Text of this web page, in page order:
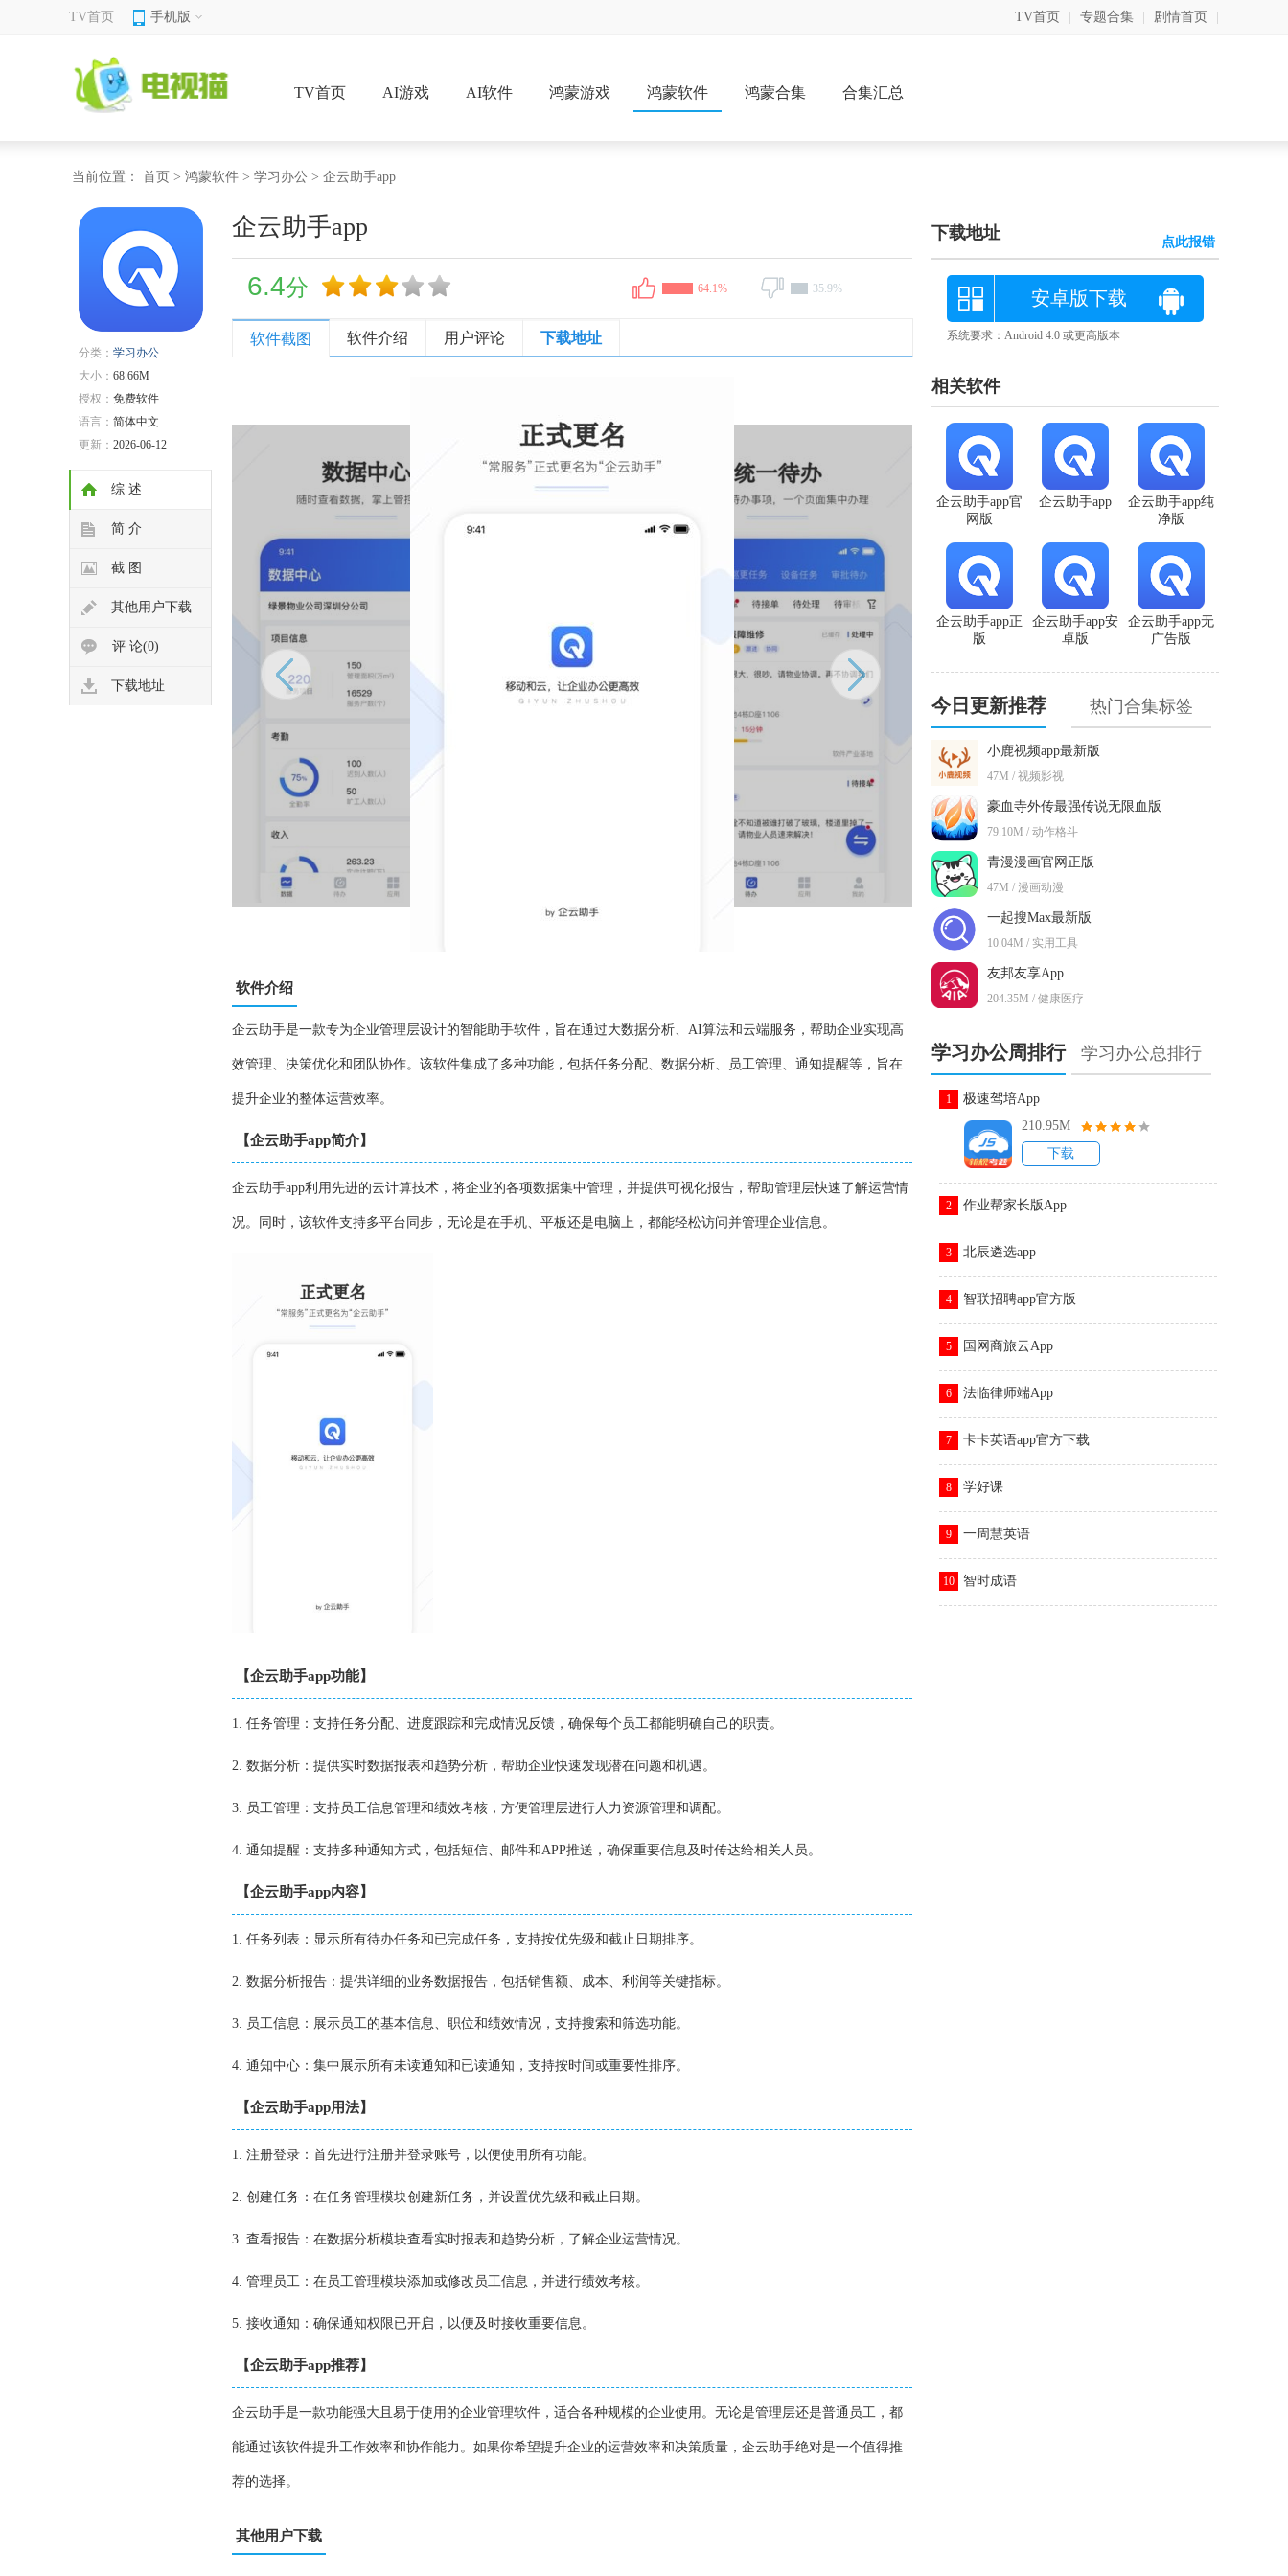
TV首页 手机版 TV首页 专题合集 剧情首页
TV首页 AI游戏 AI软件 鸿蒙游戏 鸿蒙软件 鸿蒙合集 合集汇总
当前位置： 首页 > 鸿蒙软件 > 学习办公 > 企云助手app
分类： 学习办公
大小： 68.66M
授权： 免费软件
语言： 简体中文
更新： 2026-06-12
综 述
简 介
截 图
其他用户下载
评 论(0)
下载地址
企云助手app
6.4分 64.1% 35.9%
软件截图 软件介绍 用户评论 下载地址
软件介绍
企云助手是一款专为企业管理层设计的智能助手软件，旨在通过大数据分析、AI算法和云端服务，帮助企业实现高
效管理、决策优化和团队协作。该软件集成了多种功能，包括任务分配、数据分析、员工管理、通知提醒等，旨在
提升企业的整体运营效率。
【企云助手app简介】
企云助手app利用先进的云计算技术，将企业的各项数据集中管理，并提供可视化报告，帮助管理层快速了解运营情
况。同时，该软件支持多平台同步，无论是在手机、平板还是电脑上，都能轻松访问并管理企业信息。
【企云助手app功能】
1. 任务管理：支持任务分配、进度跟踪和完成情况反馈，确保每个员工都能明确自己的职责。
2. 数据分析：提供实时数据报表和趋势分析，帮助企业快速发现潜在问题和机遇。
3. 员工管理：支持员工信息管理和绩效考核，方便管理层进行人力资源管理和调配。
4. 通知提醒：支持多种通知方式，包括短信、邮件和APP推送，确保重要信息及时传达给相关人员。
【企云助手app内容】
1. 任务列表：显示所有待办任务和已完成任务，支持按优先级和截止日期排序。
2. 数据分析报告：提供详细的业务数据报告，包括销售额、成本、利润等关键指标。
3. 员工信息：展示员工的基本信息、职位和绩效情况，支持搜索和筛选功能。
4. 通知中心：集中展示所有未读通知和已读通知，支持按时间或重要性排序。
【企云助手app用法】
1. 注册登录：首先进行注册并登录账号，以便使用所有功能。
2. 创建任务：在任务管理模块创建新任务，并设置优先级和截止日期。
3. 查看报告：在数据分析模块查看实时报表和趋势分析，了解企业运营情况。
4. 管理员工：在员工管理模块添加或修改员工信息，并进行绩效考核。
5. 接收通知：确保通知权限已开启，以便及时接收重要信息。
【企云助手app推荐】
企云助手是一款功能强大且易于使用的企业管理软件，适合各种规模的企业使用。无论是管理层还是普通员工，都
能通过该软件提升工作效率和协作能力。如果你希望提升企业的运营效率和决策质量，企云助手绝对是一个值得推
荐的选择。
其他用户下载
下载地址 点此报错
安卓版下载
系统要求：Android 4.0 或更高版本
相关软件
企云助手app纯
净版
企云助手app
企云助手app官
网版
企云助手app无
广告版
企云助手app安
卓版
企云助手app正
版
今日更新推荐 热门合集标签
小鹿视频app最新版
47M / 视频影视
豪血寺外传最强传说无限血版
79.10M / 动作格斗
青漫漫画官网正版
47M / 漫画动漫
一起搜Max最新版
10.04M / 实用工具
友邦友享App
204.35M / 健康医疗
学习办公周排行 学习办公总排行
1
极速驾培App
210.95M
下载
2 作业帮家长版App
3 北辰遴选app
4 智联招聘app官方版
5 国网商旅云App
6 法临律师端App
7 卡卡英语app官方下载
8 学好课
9 一周慧英语
10 智时成语